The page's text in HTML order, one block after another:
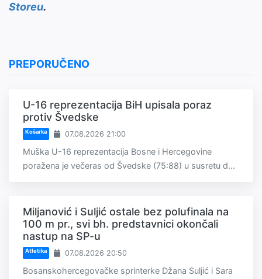
Storeu.
PREPORUČENO
U-16 reprezentacija BiH upisala poraz
protiv Švedske
Košarka 07.08.2026 21:00
Muška U-16 reprezentacija Bosne i Hercegovine
poražena je večeras od Švedske (75:88) u susretu d...
Miljanović i Suljić ostale bez polufinala na
100 m pr., svi bh. predstavnici okončali
nastup na SP-u
Atletika 07.08.2026 20:50
Bosanskohercegovačke sprinterke Džana Suljić i Sara